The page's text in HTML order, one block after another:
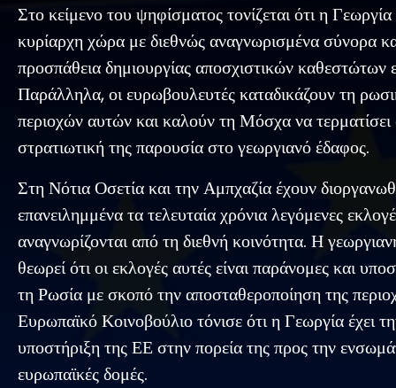
Στο κείμενο του ψηφίσματος τονίζεται ότι η Γεωργία
κυρίαρχη χώρα με διεθνώς αναγνωρισμένα σύνορα
προσπάθεια δημιουργίας αποσχιστικών καθεστώτων
Παράλληλα, οι ευρωβουλευτές καταδικάζουν τη
περιοχών αυτών και καλούν τη Μόσχα να
στρατιωτική της παρουσία στο γεωργιανό έδαφος.
Στη Νότια Οσετία και την Αμπχαζία έχουν
επανειλημμένα τα τελευταία χρόνια λεγόμενες
αναγνωρίζονται από τη διεθνή κοινότητα. Η
θεωρεί ότι οι εκλογές αυτές είναι παράνομες και
τη Ρωσία με σκοπό την αποσταθεροποίηση της
Ευρωπαϊκό Κοινοβούλιο τόνισε ότι η Γεωργία έχει
υποστήριξη της ΕΕ στην πορεία της προς την
ευρωπαϊκές δομές.